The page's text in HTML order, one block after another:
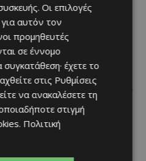
Μια βραδιά γεμάτη
παράδοση, μουσική και
κέφι στον Δελίκηπο για
τη γιορτή του
Χρυσοσώτηρος
@menoumekypro Μια βραδιά
γεμάτη παράδοση, μουσική, χορό
και αυθεντικές γεύσεις στον
Δελίκηπο!
Το κρητικό
γλέντι,...
Οι επιλογές
αυτόν τον
προμηθευτές
σε έννομο
έχετε το
στις Ρυθμίσεις
να ανακαλέσετε τη
στιγμή
. Πολιτική